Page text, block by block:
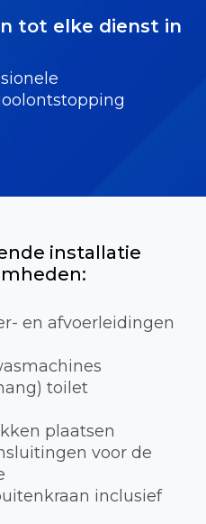
tot elke dienst in
installatie
en afvoerleidingen
toilet
plaatsen
voor de
inclusief